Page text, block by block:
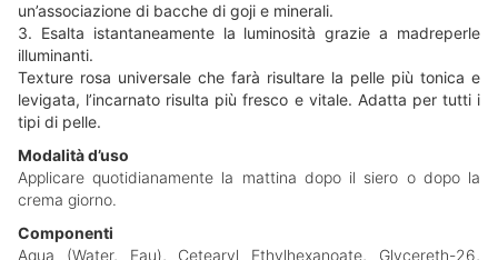
un’associazione di bacche di goji e minerali.
3. Esalta istantaneamente la luminosità grazie a madreperle
illuminanti.
Texture rosa universale che farà risultare la pelle più tonica e
levigata, l’incarnato risulta più fresco e vitale. Adatta per tutti i
tipi di pelle.
Modalità d’uso
Applicare quotidianamente la mattina dopo il siero o dopo la
crema giorno.
Componenti
Aqua (Water, Eau), Cetearyl Ethylhexanoate, Glycereth-26,